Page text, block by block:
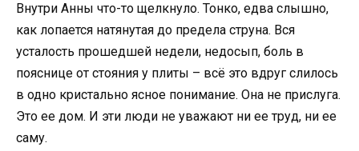
Внутри Анны что-то щелкнуло. Тонко, едва слышно,
как лопается натянутая до предела струна. Вся
усталость прошедшей недели, недосып, боль в
пояснице от стояния у плиты – всё это вдруг слилось
в одно кристально ясное понимание. Она не прислуга.
Это ее дом. И эти люди не уважают ни ее труд, ни ее
саму.